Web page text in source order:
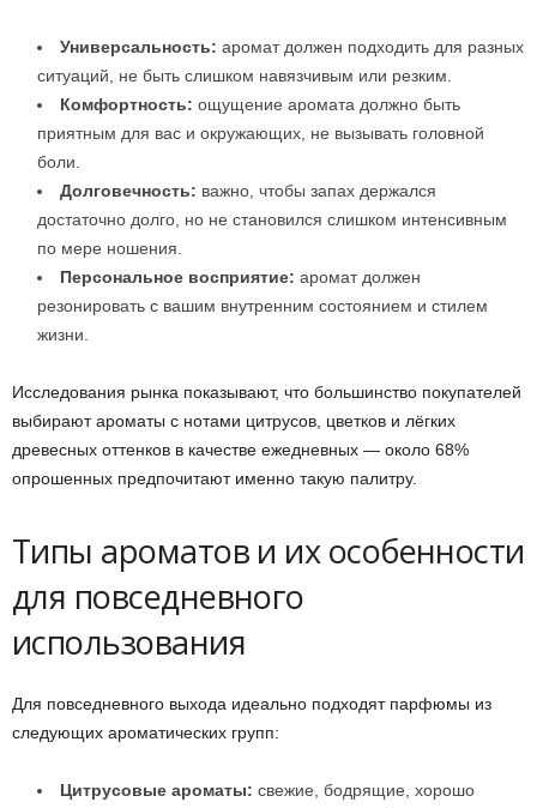
Универсальность: аромат должен подходить для разных
ситуаций, не быть слишком навязчивым или резким.
Комфортность: ощущение аромата должно быть
приятным для вас и окружающих, не вызывать головной
боли.
Долговечность: важно, чтобы запах держался
достаточно долго, но не становился слишком интенсивным
по мере ношения.
Персональное восприятие: аромат должен
резонировать с вашим внутренним состоянием и стилем
жизни.
Исследования рынка показывают, что большинство покупателей
выбирают ароматы с нотами цитрусов, цветков и лёгких
древесных оттенков в качестве ежедневных — около 68%
опрошенных предпочитают именно такую палитру.
Типы ароматов и их особенности
для повседневного
использования
Для повседневного выхода идеально подходят парфюмы из
следующих ароматических групп:
Цитрусовые ароматы: свежие, бодрящие, хорошо